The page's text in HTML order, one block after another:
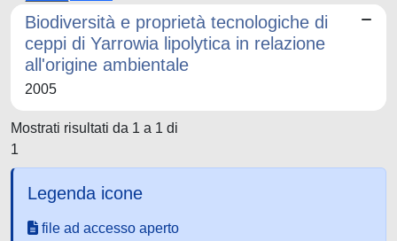
Biodiversità e proprietà tecnologiche di
ceppi di Yarrowia lipolytica in relazione
all'origine ambientale
2005
Mostrati risultati da 1 a 1 di
1
Legenda icone
file ad accesso aperto